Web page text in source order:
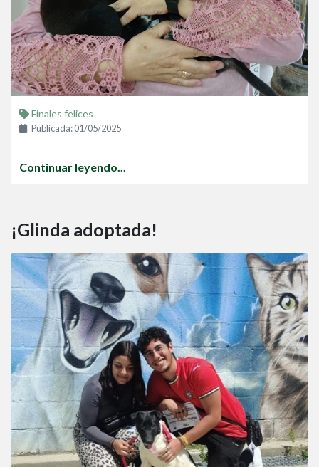
Finales felices
Publicada: 01/05/2025
Continuar leyendo...
¡Glinda adoptada!